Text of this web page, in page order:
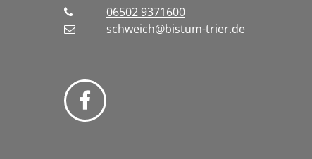
06502 9371600
schweich@bistum-trier.de